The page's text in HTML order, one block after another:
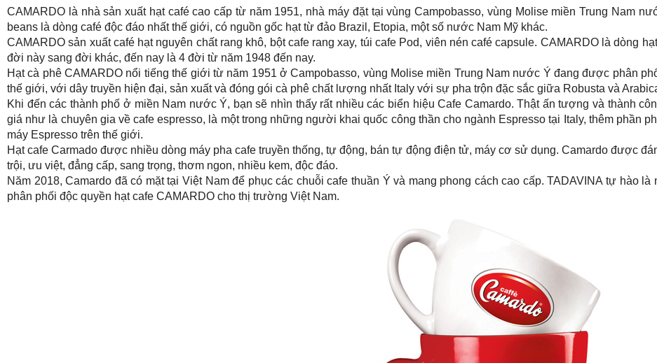
CAMARDO là nhà sản xuất hạt café cao cấp từ năm 1951, nhà máy đặt tại vùng Campobasso, vùng Molise miền Trung Nam
beans là dòng café độc đáo nhất thế giới, có nguồn gốc hạt từ đảo Brazil, Etopia, một số nước Nam Mỹ khác.
CAMARDO sản xuất café hạt nguyên chất rang khô, bột cafe rang xay, túi cafe Pod, viên nén café capsule. CAMARDO là dòng
đời này sang đời khác, đến nay là 4 đời từ năm 1948 đến nay.
Hạt cà phê CAMARDO nổi tiếng thế giới từ năm 1951 ở Campobasso, vùng Molise miền Trung Nam nước Ý đang được phân
thế giới, với dây truyền hiện đại, sản xuất và đóng gói cà phê chất lượng nhất Italy với sự pha trộn đặc sắc giữa Robusta và
Khi đến các thành phố ở miền Nam nước Ý, bạn sẽ nhìn thấy rất nhiều các biển hiệu Cafe Camardo. Thật ấn tượng và thành
giá như là chuyên gia về cafe espresso, là một trong những người khai quốc công thần cho ngành Espresso tại Italy, thêm phần
máy Espresso trên thế giới.
Hạt cafe Carmado được nhiều dòng máy pha cafe truyền thống, tự động, bán tự động điện tử, máy cơ sử dụng. Camardo được
trội, ưu việt, đẳng cấp, sang trọng, thơm ngon, nhiều kem, độc đáo.
Năm 2018, Camardo đã có mặt tại Việt Nam để phục các chuỗi cafe thuần Ý và mang phong cách cao cấp. TADAVINA tự hào là
phân phối độc quyền hạt cafe CAMARDO cho thị trường Việt Nam.